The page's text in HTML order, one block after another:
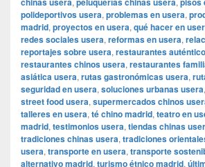
polideportivos usera, problemas en usera,
madrid, proyectos en usera, qué hacer en
redes sociales usera, reformas en usera,
reportajes sobre usera, restaurantes
restaurantes chinos usera, restaurantes
asiática usera, rutas gastronómicas usera,
seguridad en usera, soluciones urbanas usera,
street food usera, supermercados chinos
talleres en usera, té chino madrid, teatro en
madrid, testimonios usera, tiendas chinas
tradiciones chinas usera, tradiciones
usera, transporte en usera, transporte
alternativo madrid, turismo étnico madrid,